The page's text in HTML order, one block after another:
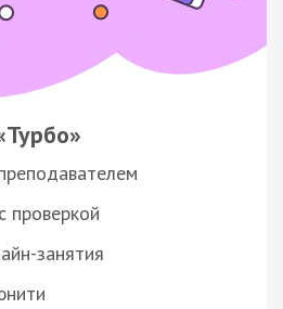
проверкой
занятия